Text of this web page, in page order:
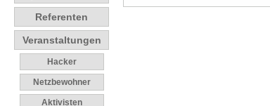
Referenten
Veranstaltungen
Hacker
Netzbewohner
Aktivisten